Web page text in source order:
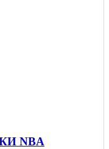
NBA